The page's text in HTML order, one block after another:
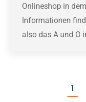
Onlineshop in
Informationen
also das A und O
1